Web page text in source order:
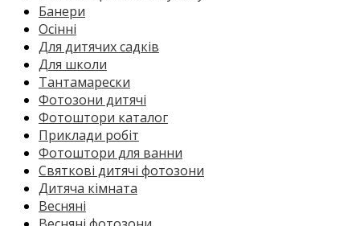
Банери
Осінні
Для дитячих садків
Для школи
Тантамарески
Фотозони дитячі
Фотоштори каталог
Приклади робіт
Фотоштори для ванни
Святкові дитячі фотозони
Дитяча кімната
Весняні